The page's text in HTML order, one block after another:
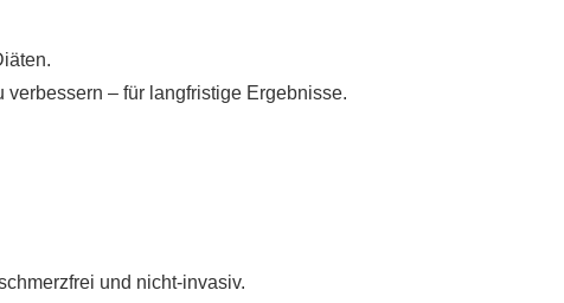
– für langfristige Ergebnisse.
und nicht-invasiv.